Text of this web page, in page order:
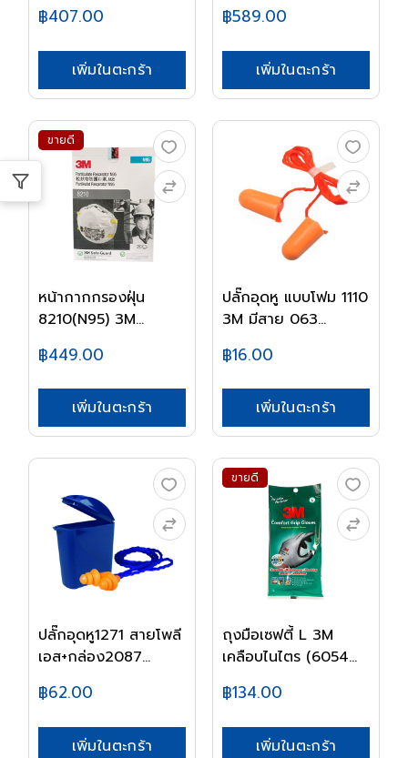
฿407.00
เพิ่มในตะกร้า
฿589.00
เพิ่มในตะกร้า
ขายดี
หน้ากากกรองฝุ่น
8210(N95) 3M
฿449.00
เพิ่มในตะกร้า
ปลั๊กอุดหู แบบโฟม 1110
3M มีสาย 063...
฿16.00
เพิ่มในตะกร้า
ปลั๊กอุดหู1271 สายโพลี
เอส+กล่อง2087...
฿62.00
เพิ่มในตะกร้า
ขายดี
ถุงมือเซฟตี้ L 3M
เคลือบไนไตร (6054...
฿134.00
เพิ่มในตะกร้า